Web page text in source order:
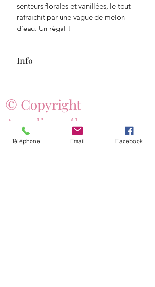
senteurs florales et vanillées, le tout
rafraichit par une vague de melon
d'eau. Un régal !
Info
Les bougies votives conviennent bien
pour parfumer les petites surfaces.
© Copyright
Angelique fleurs
Téléphone Email Facebook